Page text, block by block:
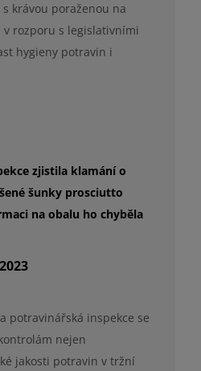
krávou poraženou na
v rozporu s legislativními
hygieny potravin i
zjistila klamání o
šunky prosciutto
na obalu ho chyběla
potravinářská inspekce se
nejen
jakosti potravin v tržní